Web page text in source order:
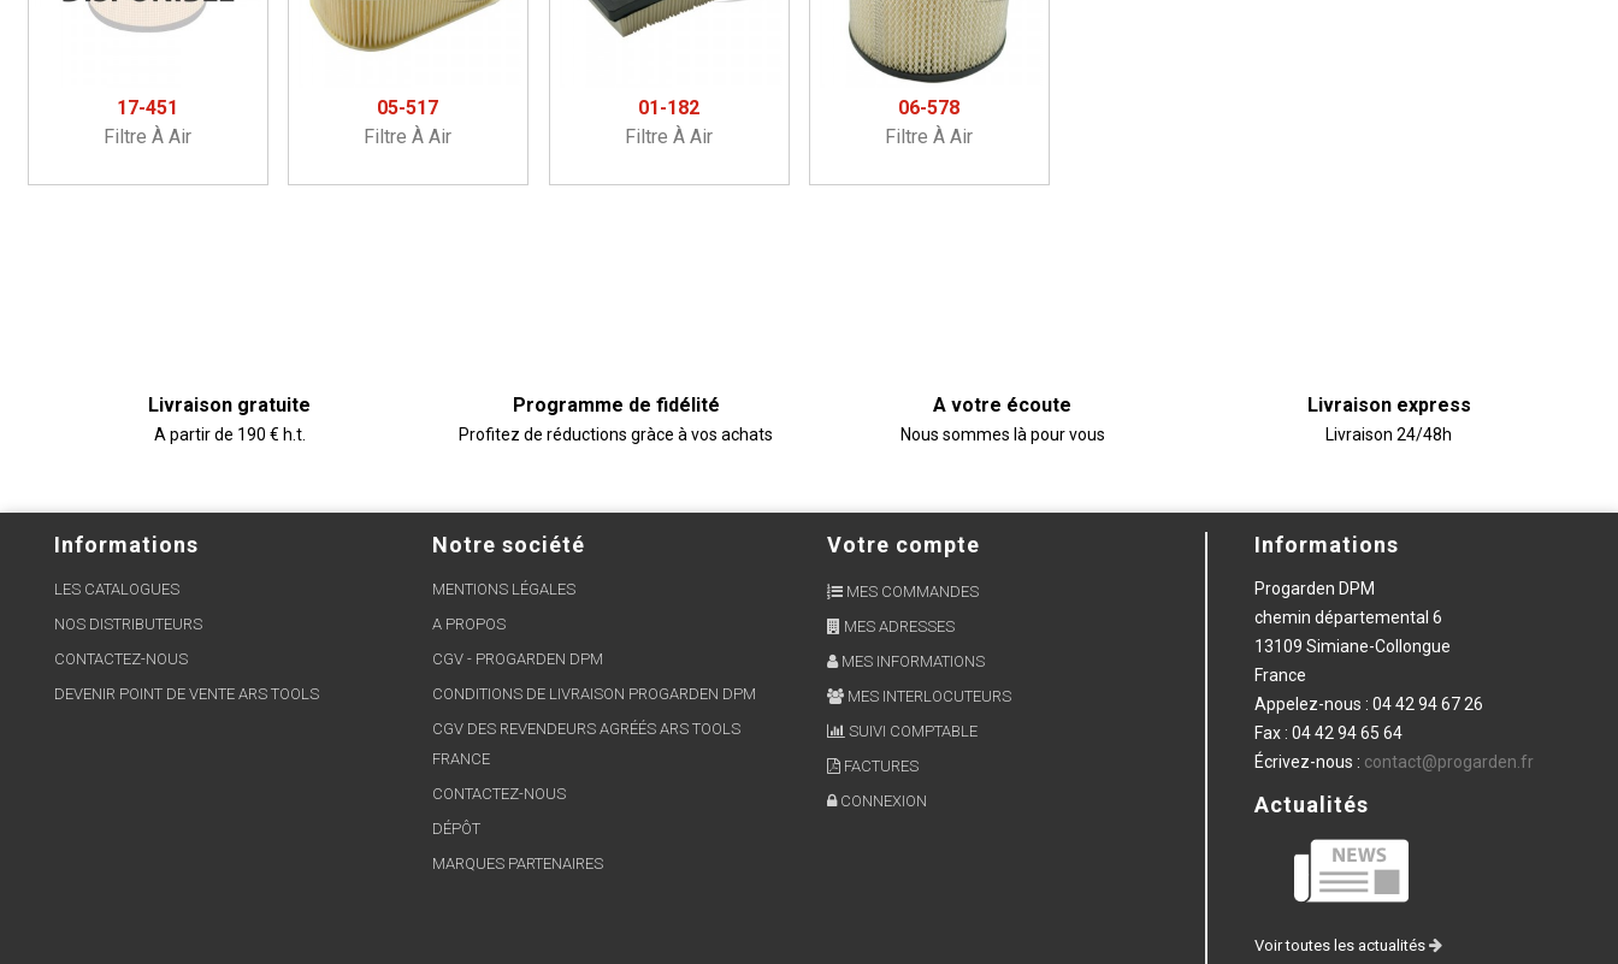
17-451
Filtre À Air
05-517
Filtre À Air
01-182
Filtre À Air
06-578
Filtre À Air
Livraison gratuite
A partir de 190 € h.t.
Programme de fidélité
Profitez de réductions gràce à vos achats
A votre écoute
Nous sommes là pour vous
Livraison express
Livraison 24/48h
Informations
LES CATALOGUES
NOS DISTRIBUTEURS
CONTACTEZ-NOUS
DEVENIR POINT DE VENTE ARS TOOLS
Notre société
MENTIONS LÉGALES
A PROPOS
CGV - PROGARDEN DPM
CONDITIONS DE LIVRAISON PROGARDEN DPM
CGV DES REVENDEURS AGRÉÉS ARS TOOLS
FRANCE
CONTACTEZ-NOUS
DÉPÔT
MARQUES PARTENAIRES
Votre compte
MES COMMANDES
MES ADRESSES
MES INFORMATIONS
MES INTERLOCUTEURS
SUIVI COMPTABLE
FACTURES
CONNEXION
Informations
Progarden DPM
chemin départemental 6
13109 Simiane-Collongue
France
Appelez-nous : 04 42 94 67 26
Fax : 04 42 94 65 64
Écrivez-nous : contact@progarden.fr
Actualités
Voir toutes les actualités